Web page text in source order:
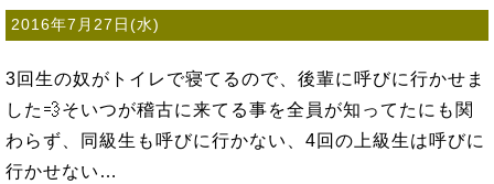
2016年7月27日(水)
3回生の奴がトイレで寝てるので、後輩に呼びに行かせま
した💨そいつが稽古に来てる事を全員が知ってたにも関
わらず、同級生も呼びに行かない、4回の上級生は呼びに
行かせない…